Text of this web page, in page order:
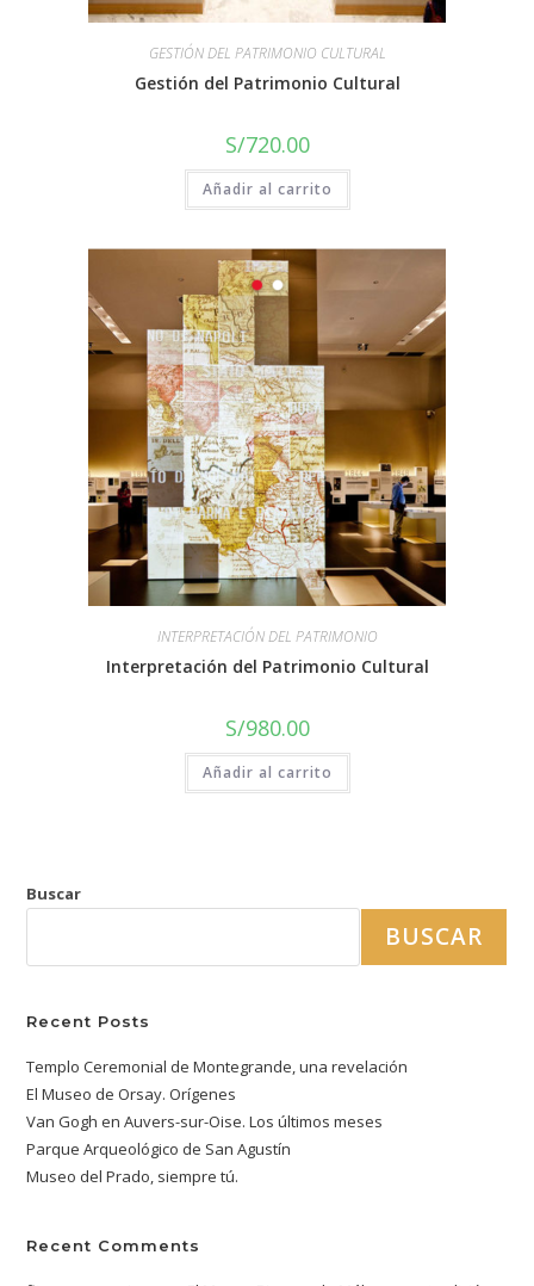
GESTIÓN DEL PATRIMONIO CULTURAL
Gestión del Patrimonio Cultural
S/720.00
Añadir al carrito
INTERPRETACIÓN DEL PATRIMONIO
Interpretación del Patrimonio Cultural
S/980.00
Añadir al carrito
Buscar
BUSCAR
Recent Posts
Templo Ceremonial de Montegrande, una revelación
El Museo de Orsay. Orígenes
Van Gogh en Auvers-sur-Oise. Los últimos meses
Parque Arqueológico de San Agustín
Museo del Prado, siempre tú.
Recent Comments